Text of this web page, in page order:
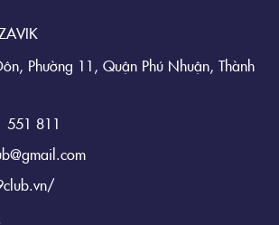
Phường 11, Quận Phú Nhuận, Thành
551 811